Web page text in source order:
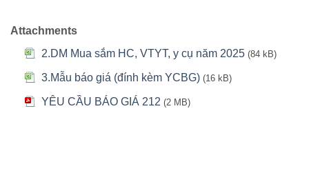
Attachments
2.DM Mua sắm HC, VTYT, y cụ năm 2025 (84 kB)
3.Mẫu báo giá (đính kèm YCBG) (16 kB)
YÊU CẦU BÁO GIÁ 212 (2 MB)